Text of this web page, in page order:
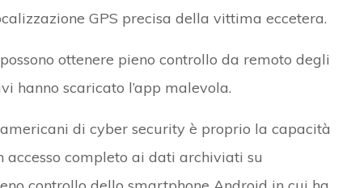
GPS precisa della vittima eccetera.
ottenere pieno controllo da remoto degli
hanno scaricato l’app malevola.
di cyber security è proprio la capacità
completo ai dati archiviati su